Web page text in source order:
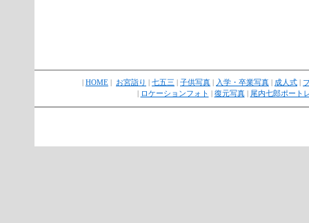
HOME お宮詣り 七五三 子供写真 入学・卒業写真 成人式
ロケーションフォト 復元写真| 尾内七郎ポート